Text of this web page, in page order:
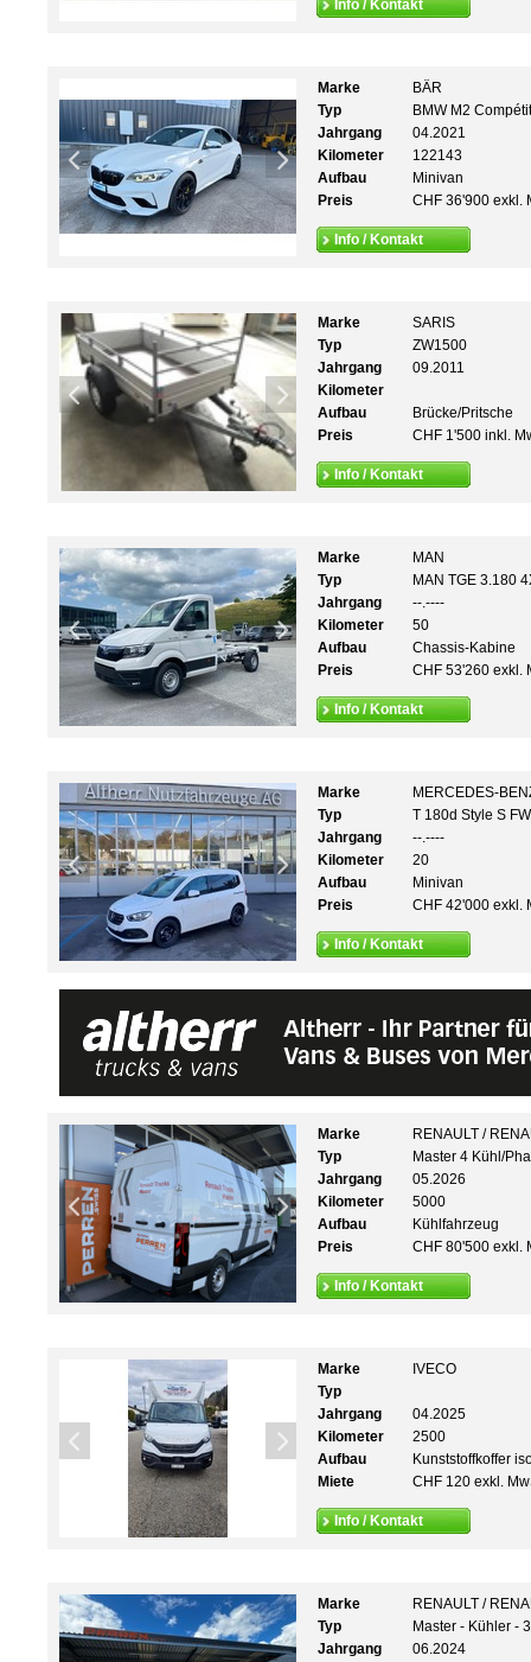
Info / Kontakt
Marke
BÄR
Typ
BMW M2
Jahrgang
04.2021
Kilometer
122143
Aufbau
Minivan
Preis
CHF 36'900 exkl.
Info / Kontakt
Marke
SARIS
Typ
ZW1500
Jahrgang
09.2011
Kilometer
Aufbau
Brücke/Pritsche
Preis
CHF 1'500 inkl.
Info / Kontakt
Marke
MAN
Typ
MAN TGE 3.180
Jahrgang
--.----
Kilometer
50
Aufbau
Chassis-Kabine
Preis
CHF 53'260 exkl.
Info / Kontakt
Marke
MERCEDES-
Typ
T 180d Style S
Jahrgang
--.----
Kilometer
20
Aufbau
Minivan
Preis
CHF 42'000 exkl.
Info / Kontakt
Marke
RENAULT /
Typ
Master 4 Kühl/
Jahrgang
05.2026
Kilometer
5000
Aufbau
Kühlfahrzeug
Preis
CHF 80'500 exkl.
Info / Kontakt
Marke
IVECO
Typ
Jahrgang
04.2025
Kilometer
2500
Aufbau
Kunststoffkoffer
Miete
CHF 120 exkl.
Info / Kontakt
Marke
RENAULT /
Typ
Master - Kühler -
Jahrgang
06.2024